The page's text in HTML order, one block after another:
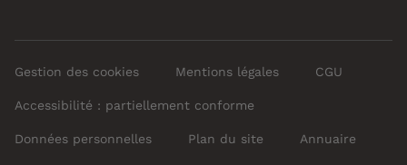
Gestion des cookies Mentions légales CGU
Accessibilité : partiellement conforme
Données personnelles Plan du site Annuaire